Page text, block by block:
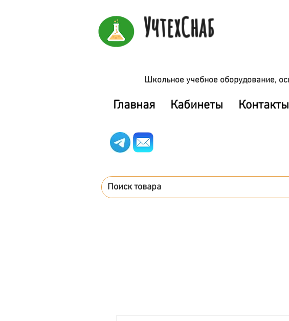
УчтехСнаб
Школьное учебное оборудование,
Главная Кабинеты Контакты